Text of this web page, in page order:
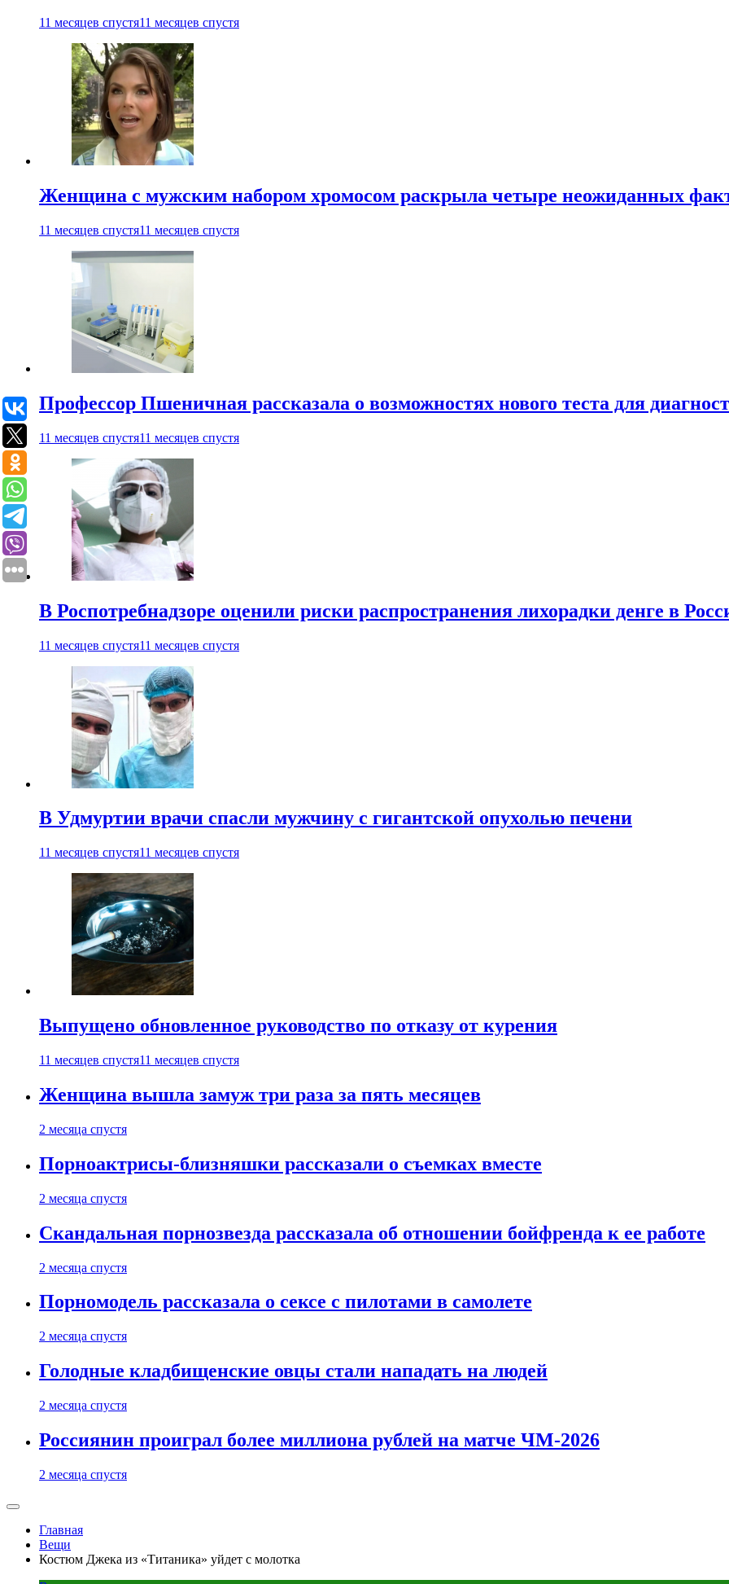
11 месяцев спустя11 месяцев спустя
Женщина с мужским набором хромосом раскрыла четыре неожиданных
11 месяцев спустя11 месяцев спустя
Профессор Пшеничная рассказала о возможностях нового теста для
11 месяцев спустя11 месяцев спустя
В Роспотребнадзоре оценили риски распространения лихорадки денге в
11 месяцев спустя11 месяцев спустя
В Удмуртии врачи спасли мужчину с гигантской опухолью печени
11 месяцев спустя11 месяцев спустя
Выпущено обновленное руководство по отказу от курения
11 месяцев спустя11 месяцев спустя
Женщина вышла замуж три раза за пять месяцев
2 месяца спустя
Порноактрисы-близняшки рассказали о съемках вместе
2 месяца спустя
Скандальная порнозвезда рассказала об отношении бойфренда к ее работе
2 месяца спустя
Порномодель рассказала о сексе с пилотами в самолете
2 месяца спустя
Голодные кладбищенские овцы стали нападать на людей
2 месяца спустя
Россиянин проиграл более миллиона рублей на матче ЧМ-2026
2 месяца спустя
Главная
Вещи
Костюм Джека из «Титаника» уйдет с молотка